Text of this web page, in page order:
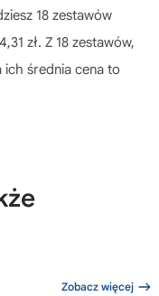
18 zestawów
zł. Z 18 zestawów,
ich średnia cena to
Zobacz więcej